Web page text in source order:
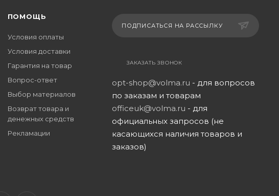
ПОМОЩЬ
Условия оплаты
Условия доставки
Гарантия на товар
Вопрос-ответ
Выбор материалов
Возврат товара и
денежных средств
Рекламации
ПОДПИСАТЬСЯ НА РАССЫЛКУ
ЗАКАЗАТЬ ЗВОНОК
opt-shop@volma.ru - для вопросов
по заказам и товарам
officeuk@volma.ru - для
официальных запросов (не
касающихся наличия товаров и
заказов)